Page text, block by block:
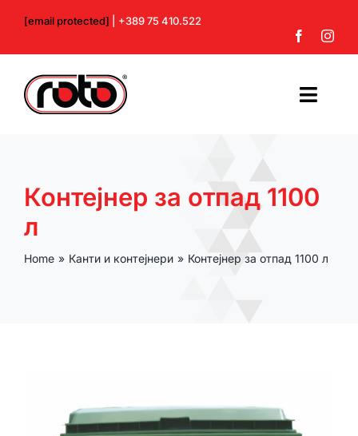
content
[email protected] | +389 75 410.522
За нас
Контејнер за отпад 1100
л
Home Канти и контејнери Контејнер за отпад 1100 л